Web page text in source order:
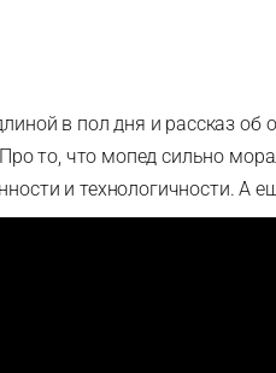
в пол дня и рассказ об
то, что мопед сильно
и технологичности. А